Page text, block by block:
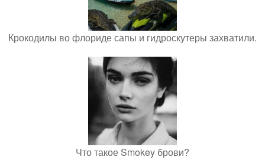
Крокодилы во флориде сапы и гидроскутеры захватили.
Что такое Smokey брови?